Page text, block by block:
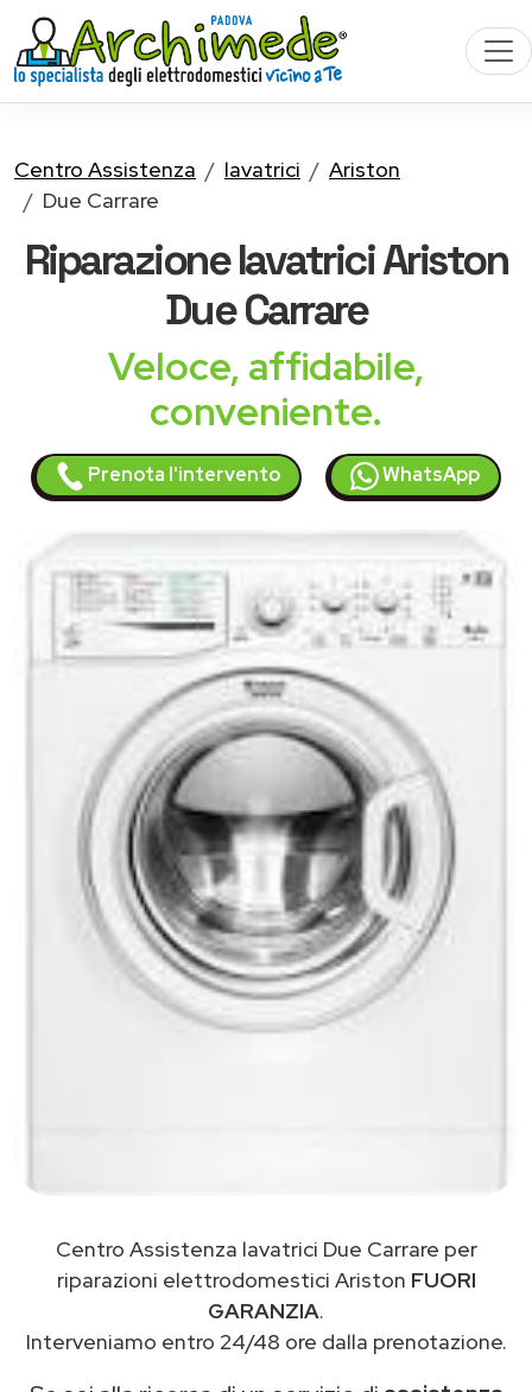
Centro Assistenza lavatrici
Ariston
Due Carrare
Riparazionelavatrici Ariston
Due Carrare
Veloce, affidabile,
conveniente.
Prenota l'intervento WhatsApp
Centro Assistenza lavatrici Due Carrare per
riparazioni elettrodomestici Ariston FUORI
GARANZIA.
Interveniamo entro 24/48 ore dalla prenotazione.